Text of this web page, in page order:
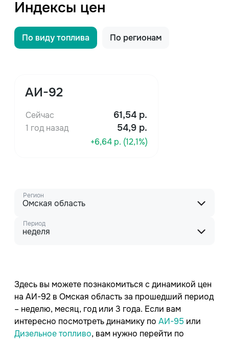
Индексы цен
По виду топлива По регионам
Регион
Омская область
Период
неделя
АИ-92
Сейчас 61,54 р.
1 год назад 54,9 р.
+6,64 р. (12,1%)
Здесь вы можете познакомиться с динамикой цен
на АИ-92 в Омская область за прошедший период
– неделю, месяц, год или 3 года. Если вам
интересно посмотреть динамику по АИ-95 или
Дизельное топливо, вам нужно перейти по